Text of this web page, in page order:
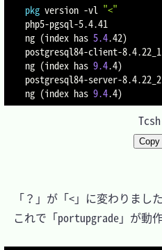
pkg version -vl "<"
php5-pgsql-
ng (index has 5.4.42)
postgresql84-client-
ng (index has 9.4.4)
postgresql84-server-
ng (index has 9.4.4)
Tcsh
Copy
「？」が「<」に変わりました
これで「portupgrade」が動